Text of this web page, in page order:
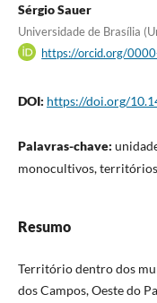
Sérgio Sauer
Universidade de Brasília
https://orcid.org/
DOI: https://doi.org/
Palavras-chave:
monocultivos,
Resumo
Território dentro dos
dos Campos, Oeste do